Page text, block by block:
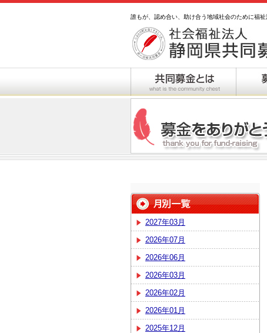
誰もが、認め合い、助け合う地域社会のために福
2027年03月
2026年07月
2026年06月
2026年03月
2026年02月
2026年01月
2025年12月